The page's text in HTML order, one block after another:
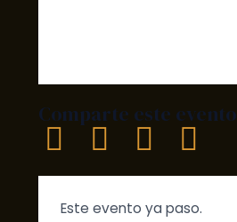
Comparte este evento
Este evento ya paso.